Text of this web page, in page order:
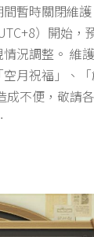
暫時關閉維
）開始，
況調整。 維
月祝福」、
成不便，敬請